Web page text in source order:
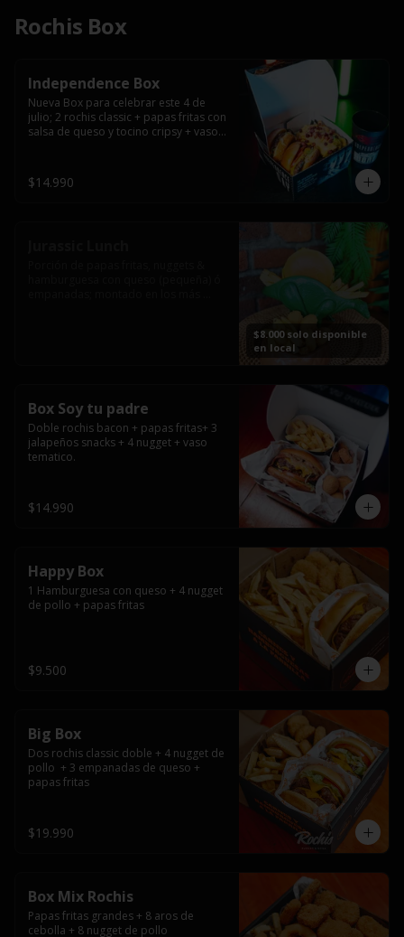
Rochis Box
Independence Box
Nueva Box para celebrar este 4 de
julio; 2 rochis classic + papas fritas con
salsa de queso y tocino cripsy + vaso
$14.990
$8.000 solo disponible
en local
Box Soy tu padre
Doble rochis bacon + papas fritas+ 3
jalapeños snacks + 4 nugget + vaso
tematico.
$14.990
Happy Box
1 Hamburguesa con queso + 4 nugget
de pollo + papas fritas
$9.500
Big Box
Dos rochis classic doble + 4 nugget de
pollo  + 3 empanadas de queso +
papas fritas
$19.990
Box Mix Rochis
Papas fritas grandes + 8 aros de
cebolla + 8 nugget de pollo